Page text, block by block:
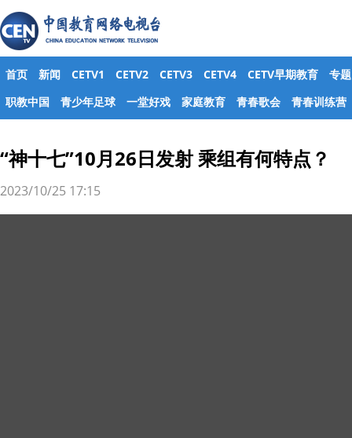
首页 新闻 CETV1 CETV2 CETV3 CETV4 CETV早期教育
专题
职教中国
青少年足球 一堂好戏 家庭教育 青春歌会 青春训练营
“神十七”10月26日发射 乘组有何特点？
2023/10/25 17:15